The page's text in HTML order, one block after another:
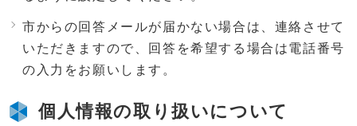
市からの回答メールが届かない場合は、連絡させて
いただきますので、回答を希望する場合は電話番号
の入力をお願いします。
個人情報の取り扱いについて